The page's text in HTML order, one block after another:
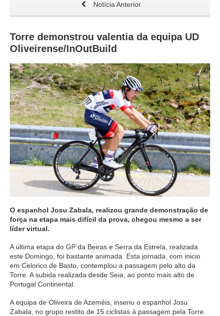
Notícia Anterior
Torre demonstrou valentia da equipa UD
Oliveirense/InOutBuild
O espanhol Josu Zabala, realizou grande demonstração de
força na etapa mais difícil da prova, chegou mesmo a ser
líder virtual.
A última etapa do GP da Beiras e Serra da Estrela, realizada
este Domingo, foi bastante animada. Esta jornada, com inicio
em Celorico de Basto, contemplou a passagem pelo alto da
Torre. A subida realizada desde Seia, ao ponto mais alto de
Portugal Continental.
A equipa de Oliveira de Azeméis, inseriu o espanhol Josu
Zabala, no grupo restito de 15 ciclistas à passagem pela Torre.